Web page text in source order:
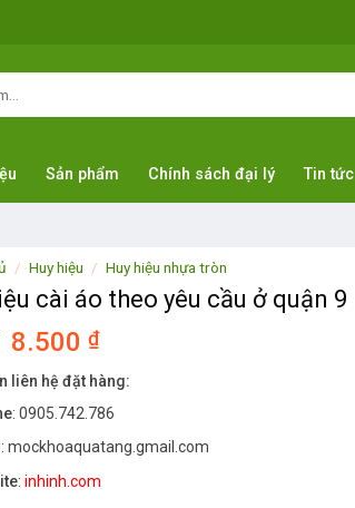
Sản phẩm Chính sách đại lý Tin tức
/ Huy hiệu / Huy hiệu nhựa tròn
cài áo theo yêu cầu ở quận 9
Giá
gốc
là:
9.000 ₫.
8.500 ₫Giá
hiện
tại
là:
8.500 ₫.
liên hệ đặt hàng:
: 0905.742.786
: mockhoaquatang.gmail.com
:inhinh.com